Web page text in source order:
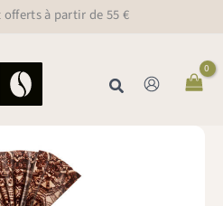
à partir de 55 €
Rechercher